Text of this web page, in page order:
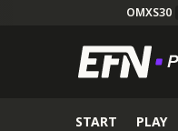
OMXS30
START PLAY